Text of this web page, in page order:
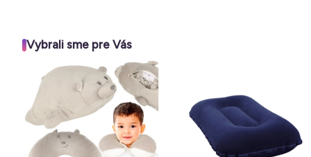
Vybrali sme pre Vás